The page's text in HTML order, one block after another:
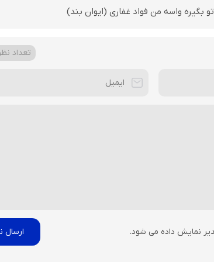
بگیره واسه من فواد غفاری (ایوان بند)
تعداد
نمایش داده می شود.